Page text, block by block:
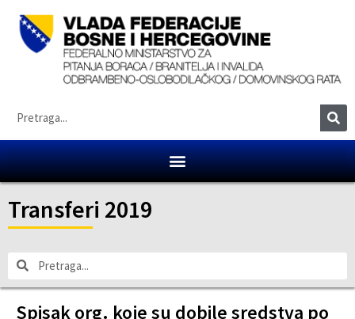
Transferi 2019
Spisak org. koje su dobile sredstva po